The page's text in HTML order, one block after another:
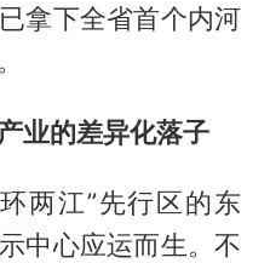
拿下全省首个内河
业的差异化落子
两江”先行区的东
中心应运而生。不